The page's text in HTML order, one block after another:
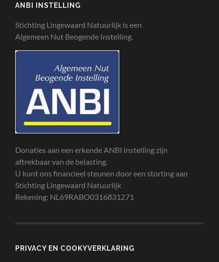
ANBI INSTELLING
Stichting Lingewaard Natuurlijk is een
Algemeen Nut Beogende Instelling.
Donaties aan een erkende ANBI instelling zijn
aftrekbaar van de belasting.
U kunt ons financieel steunen door een storting aan
Stichting Lingewaard Natuurlijk
Rekening: NL69RABO0316831271
PRIVACY EN COOKYVERKLARING